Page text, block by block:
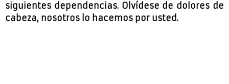
siguientes dependencias. Olvídese de dolores de
cabeza, nosotros lo hacemos por usted.